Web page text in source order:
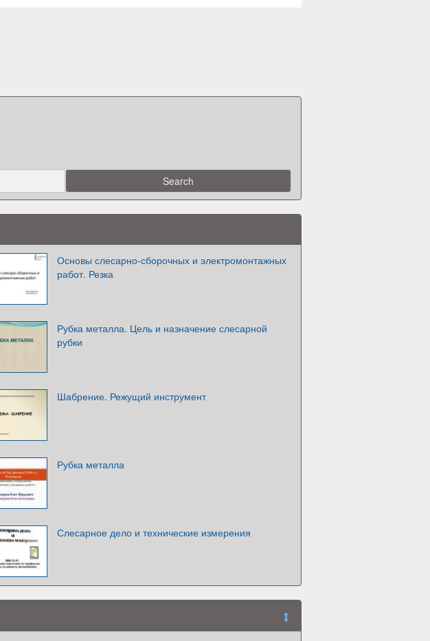
Основы слесарно-сборочных и электромонтажных
работ. Резка
Рубка металла. Цель и назначение слесарной
рубки
Шабрение. Режущий инструмент
Рубка металла
Слесарное дело и технические измерения